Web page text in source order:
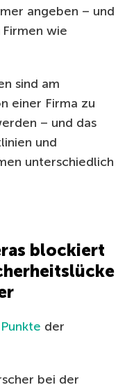
angeben – und
wie
sind am
einer Firma zu
– und das
und
unterschiedlich
blockiert
der
bei der